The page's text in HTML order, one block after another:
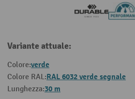
Variante attuale:
Colore:verde
Colore RAL:RAL 6032 verde segnale
Lunghezza:30 m